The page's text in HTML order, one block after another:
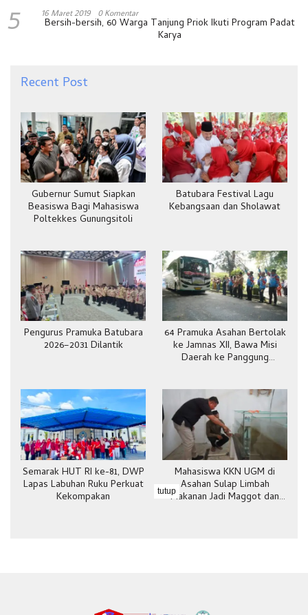
5 16 Maret 2019 0 Komentar
Bersih-bersih, 60 Warga Tanjung Priok Ikuti Program Padat
Karya
Recent Post
Gubernur Sumut Siapkan
Beasiswa Bagi Mahasiswa
Poltekkes Gunungsitoli
Batubara Festival Lagu
Kebangsaan dan Sholawat
Pengurus Pramuka Batubara
2026–2031 Dilantik
64 Pramuka Asahan Bertolak
ke Jamnas XII, Bawa Misi
Daerah ke Panggung
Semarak HUT RI ke-81, DWP
Lapas Labuhan Ruku Perkuat
Kekompakan
Mahasiswa KKN UGM di
Asahan Sulap Limbah
Makanan Jadi Maggot dan
tutup